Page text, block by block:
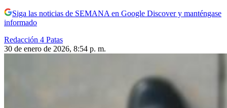
Siga las noticias de SEMANA en Google Discover y manténgase
informado
Redacción 4 Patas
30 de enero de 2026, 8:54 p. m.